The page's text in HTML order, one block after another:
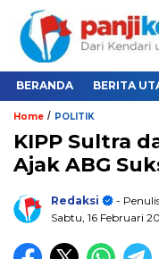
BERANDA BERITA
Home / POLITIK
KIPP Sultra
Ajak ABG
Redaksi
-
Sabtu, 16 Februari